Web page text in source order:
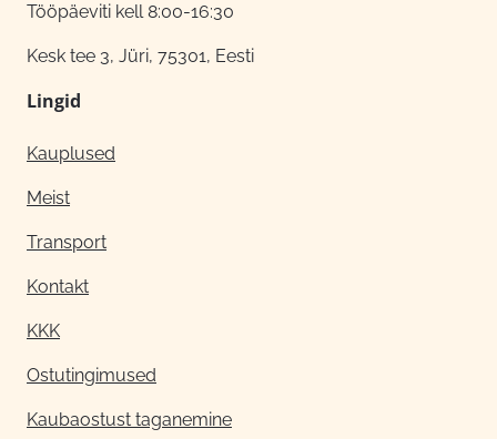
Tööpäeviti kell 8:00-16:30
Kesk tee 3, Jüri, 75301, Eesti
Lingid
Kauplused
Meist
Transport
Kontakt
KKK
Ostutingimused
Kaubaostust taganemine